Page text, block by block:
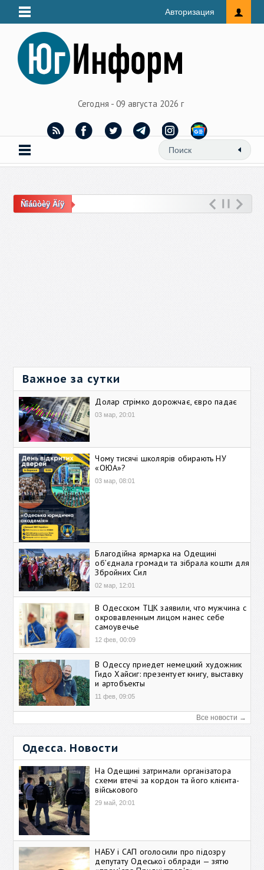
Авторизация
Сегодня - 09 августа 2026 г
Ñîáûòèÿ Äíÿ
Важное за сутки
Долар стрімко дорожчає, євро падає
03 мар, 20:01
Чому тисячі школярів обирають НУ
«ОЮА»?
03 мар, 08:01
Благодійна ярмарка на Одещині
об’єднала громади та зібрала кошти для
Збройних Сил
02 мар, 12:01
В Одесском ТЦК заявили, что мужчина с
окровавленным лицом нанес себе
самоувечье
12 фев, 00:09
В Одессу приедет немецкий художник
Гидо Хайсиг: презентует книгу, выставку
и артобъекты
11 фев, 09:05
Все новости →
Одесса. Новости
На Одещині затримали організатора
схеми втечі за кордон та його клієнта-
військового
29 май, 20:01
НАБУ і САП оголосили про підозру
депутату Одеської облради — зятю